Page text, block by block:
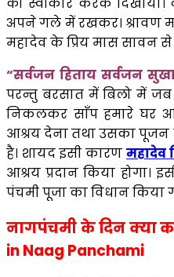
अपने गले में रखकर। श्रावण
महादेव के प्रिय मास सावन
“सर्वजन हिताय सर्वजन
परन्तु बरसात में बिलो में
निकलकर साँप हमारे घर
आश्रय देना तथा उसका पूजन
है। शायद इसी कारण महादेव
आश्रय प्रदान किया
पंचमी पूजा का विधान किया
नागपंचमी के दिन क्या
in Naag Panchami